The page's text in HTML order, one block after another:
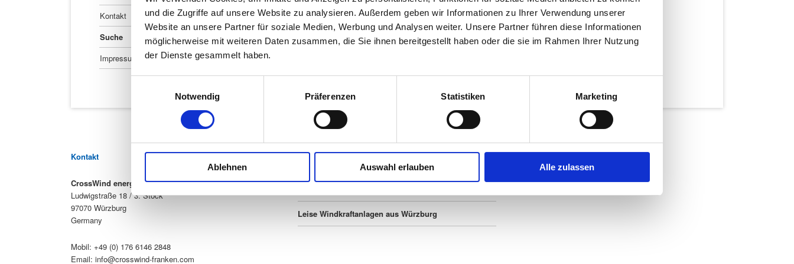
und die Zugriffe auf unsere Website zu analysieren. Außerdem geben wir Informationen zu Ihrer Verwendung unserer
Website an unsere Partner für soziale Medien, Werbung und Analysen weiter. Unsere Partner führen diese Informationen
möglicherweise mit weiteren Daten zusammen, die Sie ihnen bereitgestellt haben oder die sie im Rahmen Ihrer Nutzung
der Dienste gesammelt haben.
Notwendig
Präferenzen Statistiken Marketing
Ablehnen Auswahl erlauben Alle zulassen
Kontakt
Suche
Impressum
Kontakt
CrossWind energy systems
Ludwigstraße 18 / 3. Stock
97070 Würzburg
Germany
Mobil: +49 (0) 176 6146 2848
Email: info@crosswind-franken.com
News & Aktuelles
Leise Windkraftanlagen aus Würzburg